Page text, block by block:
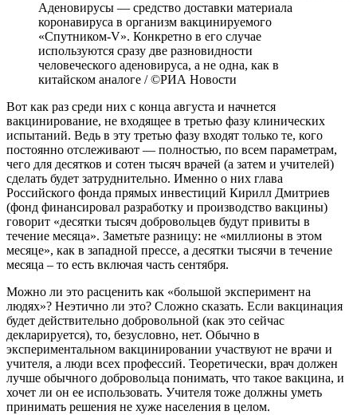
Аденовирусы — средство доставки материала
коронавируса в организм вакцинируемого
«Спутником-V». Конкретно в его случае
используются сразу две разновидности
человеческого аденовируса, а не одна, как в
китайском аналоге / ©РИА Новости
Вот как раз среди них с конца августа и начнется
вакцинирование, не входящее в третью фазу клинических
испытаний. Ведь в эту третью фазу входят только те, кого
постоянно отслеживают — полностью, по всем параметрам,
чего для десятков и сотен тысяч врачей (а затем и учителей)
сделать будет затруднительно. Именно о них глава
Российского фонда прямых инвестиций Кирилл Дмитриев
(фонд финансировал разработку и производство вакцины)
говорит «десятки тысяч добровольцев будут привиты в
течение месяца». Заметьте разницу: не «миллионы в этом
месяце», как в западной прессе, а десятки тысячи в течение
месяца – то есть включая часть сентября.
Можно ли это расценить как «большой эксперимент на
людях»? Неэтично ли это? Сложно сказать. Если вакцинация
будет действительно добровольной (как это сейчас
декларируется), то, безусловно, нет. Обычно в
экспериментальном вакцинировании участвуют не врачи и
учителя, а люди всех профессий. Теоретически, врач должен
лучше обычного добровольца понимать, что такое вакцина, и
хочет ли он ее использовать. Учителя тоже должны уметь
принимать решения не хуже населения в целом.